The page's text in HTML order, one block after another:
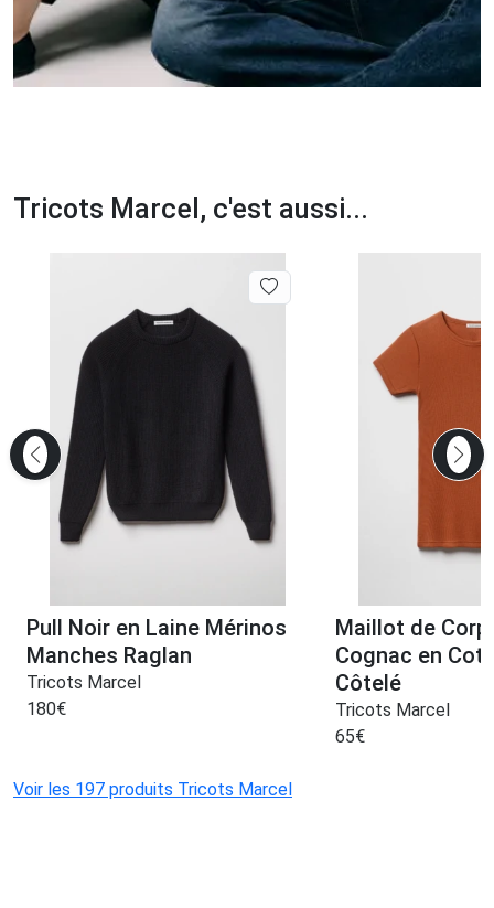
Tricots Marcel, c'est aussi...
Pull Noir en Laine Mérinos
Manches Raglan
Tricots Marcel
180€
Maillot de
Cognac en
Côtelé
Tricots Marcel
65€
Voir les 197 produits Tricots Marcel